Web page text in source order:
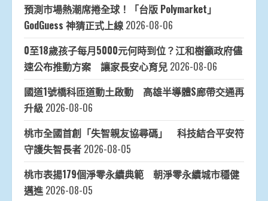
預測市場熱潮席捲全球！「台版 Polymarket」
GodGuess 神猜正式上線 2026-08-06
0至18歲孩子每月5000元何時到位？江和樹籲政府儘
速公布推動方案 讓家長安心育兒 2026-08-06
國道1號橋科匝道動土啟動 高雄半導體S廊帶交通再
升級 2026-08-06
桃市全國首創「失智親友協尋碼」 科技結合平安符
守護失智長者 2026-08-05
桃市表揚179個淨零永續典範 朝淨零永續城市穩健
邁進 2026-08-05